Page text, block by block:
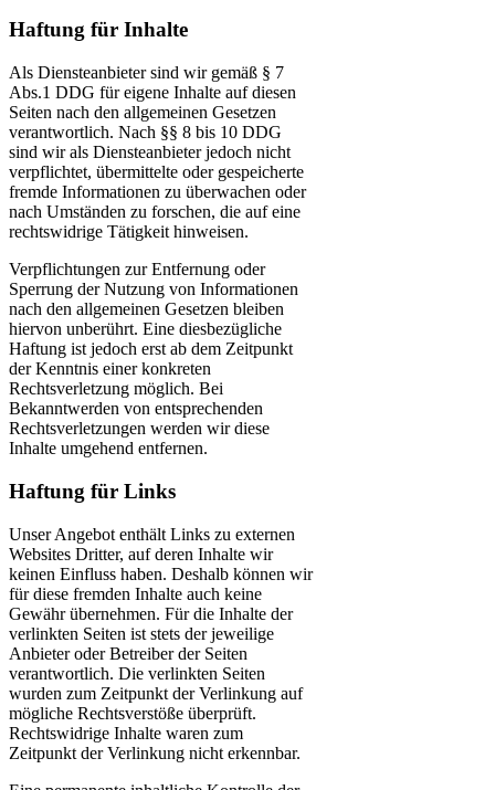
Haftung für Inhalte
Als Diensteanbieter sind wir gemäß § 7
Abs.1 DDG für eigene Inhalte auf diesen
Seiten nach den allgemeinen Gesetzen
verantwortlich. Nach §§ 8 bis 10 DDG
sind wir als Diensteanbieter jedoch nicht
verpflichtet, übermittelte oder gespeicherte
fremde Informationen zu überwachen oder
nach Umständen zu forschen, die auf eine
rechtswidrige Tätigkeit hinweisen.
Verpflichtungen zur Entfernung oder
Sperrung der Nutzung von Informationen
nach den allgemeinen Gesetzen bleiben
hiervon unberührt. Eine diesbezügliche
Haftung ist jedoch erst ab dem Zeitpunkt
der Kenntnis einer konkreten
Rechtsverletzung möglich. Bei
Bekanntwerden von entsprechenden
Rechtsverletzungen werden wir diese
Inhalte umgehend entfernen.
Haftung für Links
Unser Angebot enthält Links zu externen
Websites Dritter, auf deren Inhalte wir
keinen Einfluss haben. Deshalb können wir
für diese fremden Inhalte auch keine
Gewähr übernehmen. Für die Inhalte der
verlinkten Seiten ist stets der jeweilige
Anbieter oder Betreiber der Seiten
verantwortlich. Die verlinkten Seiten
wurden zum Zeitpunkt der Verlinkung auf
mögliche Rechtsverstöße überprüft.
Rechtswidrige Inhalte waren zum
Zeitpunkt der Verlinkung nicht erkennbar.